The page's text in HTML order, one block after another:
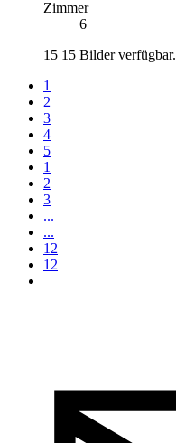
Zimmer
6
15 15 Bilder verfügbar.
1
2
3
4
5
1
2
3
...
...
12
12